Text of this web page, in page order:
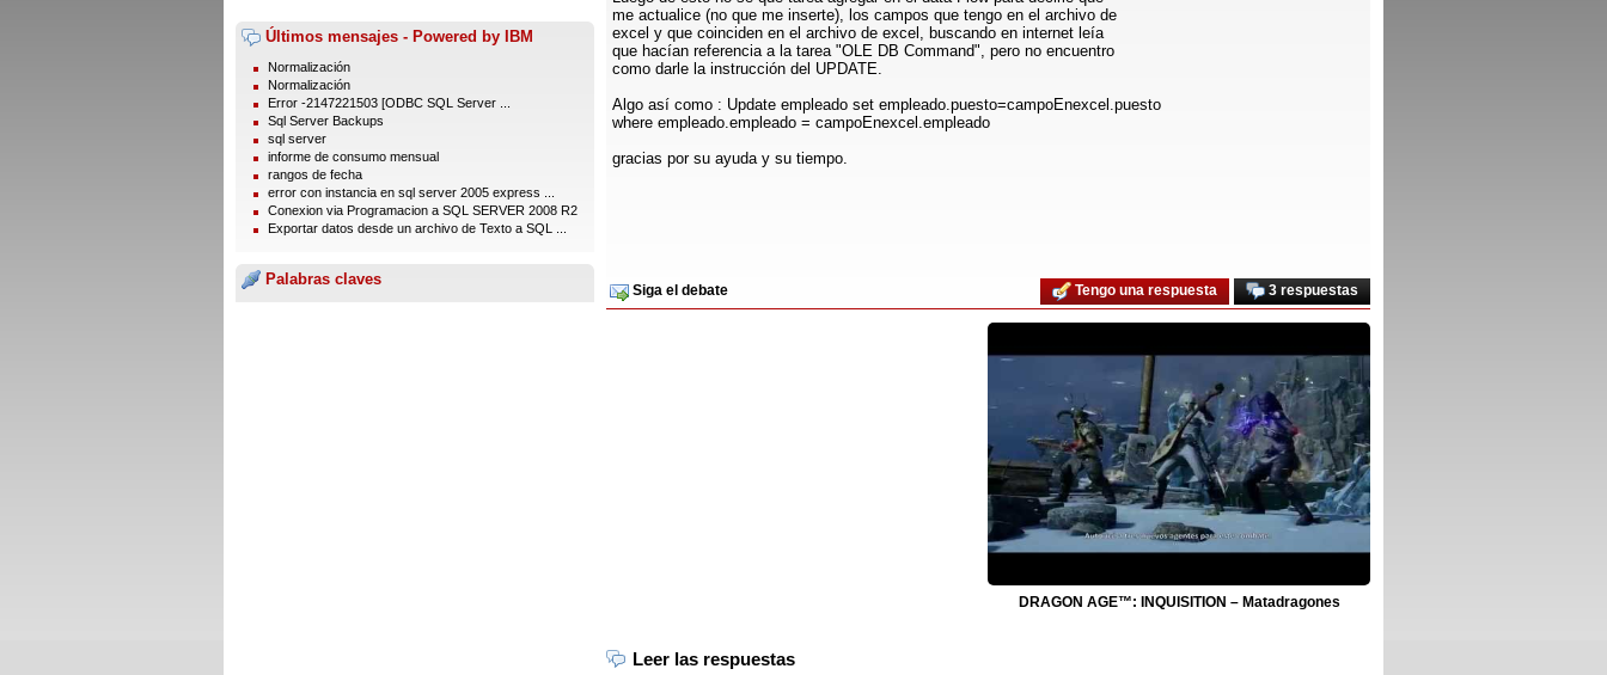
Últimos mensajes - Powered by IBM
Normalización
Normalización
Error -2147221503 [ODBC SQL Server ...
Sql Server Backups
sql server
informe de consumo mensual
rangos de fecha
error con instancia en sql server 2005 express ...
Conexion via Programacion a SQL SERVER 2008 R2
Exportar datos desde un archivo de Texto a SQL ...
Palabras claves
me actualice (no que me inserte), los campos que tengo en el archivo de
excel y que coinciden en el archivo de excel, buscando en internet leía
que hacían referencia a la tarea "OLE DB Command", pero no encuentro
como darle la instrucción del UPDATE.
Algo así como : Update empleado set empleado.puesto=campoEnexcel.puesto
where empleado.empleado = campoEnexcel.empleado
gracias por su ayuda y su tiempo.
Siga el debate 3 respuestas
Tengo una respuesta
DRAGON AGE™: INQUISITION – Matadragones
Leer las respuestas